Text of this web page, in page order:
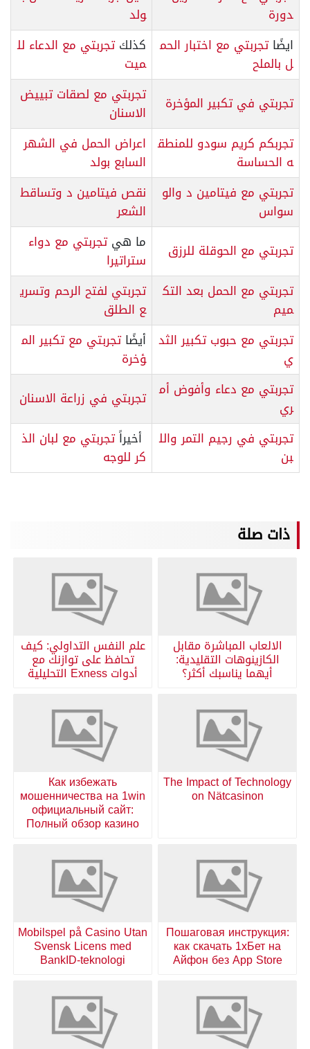
دورة
ولد
ايضًاتجربتي مع اختبار الحم
ل بالملح
كذلكتجربتي مع الدعاء لل
ميت
تجربتي في تكبير المؤخرة
تجربتي مع لصقات تبييض
الاسنان
تجربكم كريم سودو للمنطق
ه الحساسة
اعراض الحمل في الشهر
السابع بولد
تجربتي مع فيتامين د والو
سواس
نقص فيتامين د وتساقط
الشعر
تجربتي مع الحوقلة للرزق
ما هيتجربتي مع دواء
ستراتيرا
تجربتي مع الحمل بعد التك
ميم
تجربتي لفتح الرحم وتسري
ع الطلق
تجربتي مع حبوب تكبير الثد
ي
أيضًاتجربتي مع تكبير الم
ؤخرة
تجربتي مع دعاء وأفوض أم
ري
تجربتي في زراعة الاسنان
تجربتي في رجيم التمر والل
بن
أخيراًتجربتي مع لبان الذ
كر للوجه
ذات صلة
الالعاب المباشرة مقابل
الكازينوهات التقليدية:
أيهما يناسبك أكثر؟
علم النفس التداولي: كيف
تحافظ على توازنك مع
أدوات Exness التحليلية
The Impact of Technology
on Nätcasinon
Как избежать
мошенничества на 1win
официальный сайт:
Полный обзор казино
Пошаговая инструкция:
как скачать 1хБет на
Айфон без App Store
Mobilspel på Casino Utan
Svensk Licens med
BankID-teknologi